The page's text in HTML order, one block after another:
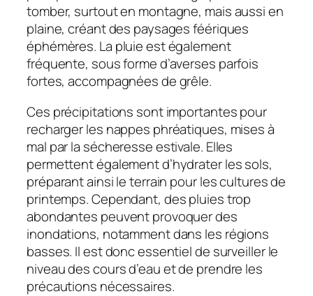
tomber, surtout en montagne, mais aussi en
plaine, créant des paysages féériques
éphémères. La pluie est également
fréquente, sous forme d’averses parfois
fortes, accompagnées de grêle.
Ces précipitations sont importantes pour
recharger les nappes phréatiques, mises à
mal par la sécheresse estivale. Elles
permettent également d’hydrater les sols,
préparant ainsi le terrain pour les cultures de
printemps. Cependant, des pluies trop
abondantes peuvent provoquer des
inondations, notamment dans les régions
basses. Il est donc essentiel de surveiller le
niveau des cours d’eau et de prendre les
précautions nécessaires.